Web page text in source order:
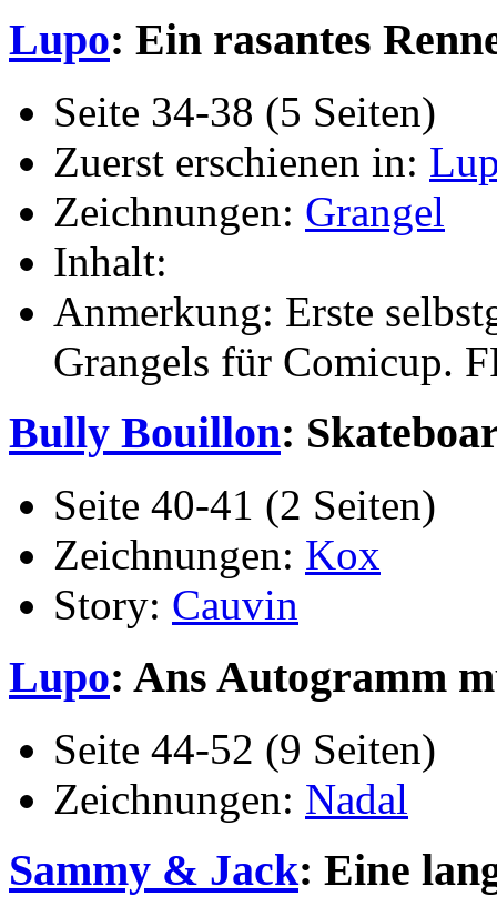
Lupo: Ein rasantes
Seite 34-38 (5 Seiten)
Zuerst erschienen in:
Zeichnungen: Grangel
Inhalt:
Anmerkung: Erste
Grangels für Comicup.
Bully Bouillon:
Seite 40-41 (2 Seiten)
Zeichnungen: Kox
Story: Cauvin
Lupo: Ans Autogramm
Seite 44-52 (9 Seiten)
Zeichnungen: Nadal
Sammy & Jack: Eine